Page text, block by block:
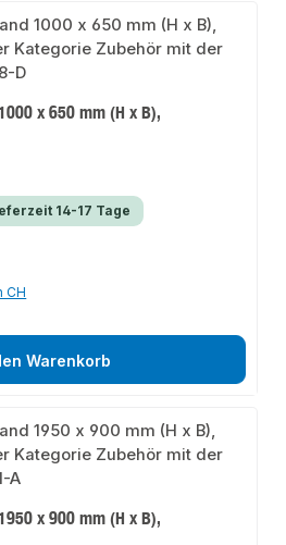
x 650 mm (H x B),
14-17 Tage
CH
Warenkorb
x 900 mm (H x B),